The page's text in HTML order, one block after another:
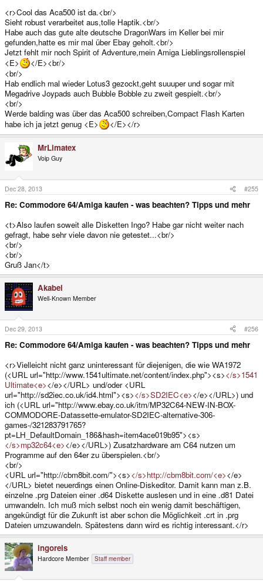
<r>Cool das Aca500 ist da.<br/>
Sieht robust verarbeitet aus,tolle Haptik.<br/>
Habe auch das gute alte deutsche DragonWars im Keller bei mir
gefunden,hatte es mir mal über Ebay geholt.<br/>
Jetzt fehlt mir noch Spirit of Adventure,mein Amiga Lieblingsrollenspiel
<E>
</E><br/>
<br/>
Hab endlich mal wieder Lotus3 gezockt,geht suuuper und sogar mit
Megadrive Joypads auch Bubble Bobble zu zweit gespielt.<br/>
<br/>
Werde balding was über das Aca500 schreiben,Compact Flash Karten
habe ich ja jetzt genug <E>
</E></r>
MrLimatex
Voip Guy
Dec 28, 2013 #255
Re: Commodore 64/Amiga kaufen - was beachten? Tipps und mehr
<t>Also laufen soweit alle Disketten Ingo? Habe gar nicht weiter nach
gefragt, habe sehr viele davon nie getestet...<br/>
<br/>
<br/>
Gruß Jan</t>
Akabei
Well-Known Member
Dec 29, 2013 #256
Re: Commodore 64/Amiga kaufen - was beachten? Tipps und mehr
<r>Vielleicht nicht ganz uninteressant für diejenigen, die wie WA1972
(<URL url="http://www.1541ultimate.net/content/index.php"><s></s>1541
Ultimate<e></e></URL> und/oder <URL
url="http://sd2iec.co.uk/id4.html"><s></s>SD2IEC<e></e></URL>) und
ich (<URL url="http://www.ebay.co.uk/itm/MP32C64-NEW-IN-BOX-
COMMODORE-Datassette-emulator-SD2IEC-alternative-306-
games-/321283791765?
pt=LH_DefaultDomain_186&hash=item4ace019b95"><s>
</s>mp32c64<e></e></URL>) Zusatzhardware am C64 nutzen um
Programme auf den 64er zu überspielen.<br/>
<br/>
<URL url="http://cbm8bit.com/"><s></s>http://cbm8bit.com/<e></e>
</URL> bietet neuerdings einen Online-Diskeditor. Damit kann man z.B.
einzelne .prg Dateien einer .d64 Diskette auslesen und in eine .d81 Datei
umwandeln. Ich muß mich selbst noch ein wenig damit beschäftigen,
angekündigt für die Zukunft ist aber schon die Möglichkeit .crt in .prg
Dateien umzuwandeln. Spätestens dann wird es richtig interessant.</r>
ingoreis
Hardcore Member Staff member